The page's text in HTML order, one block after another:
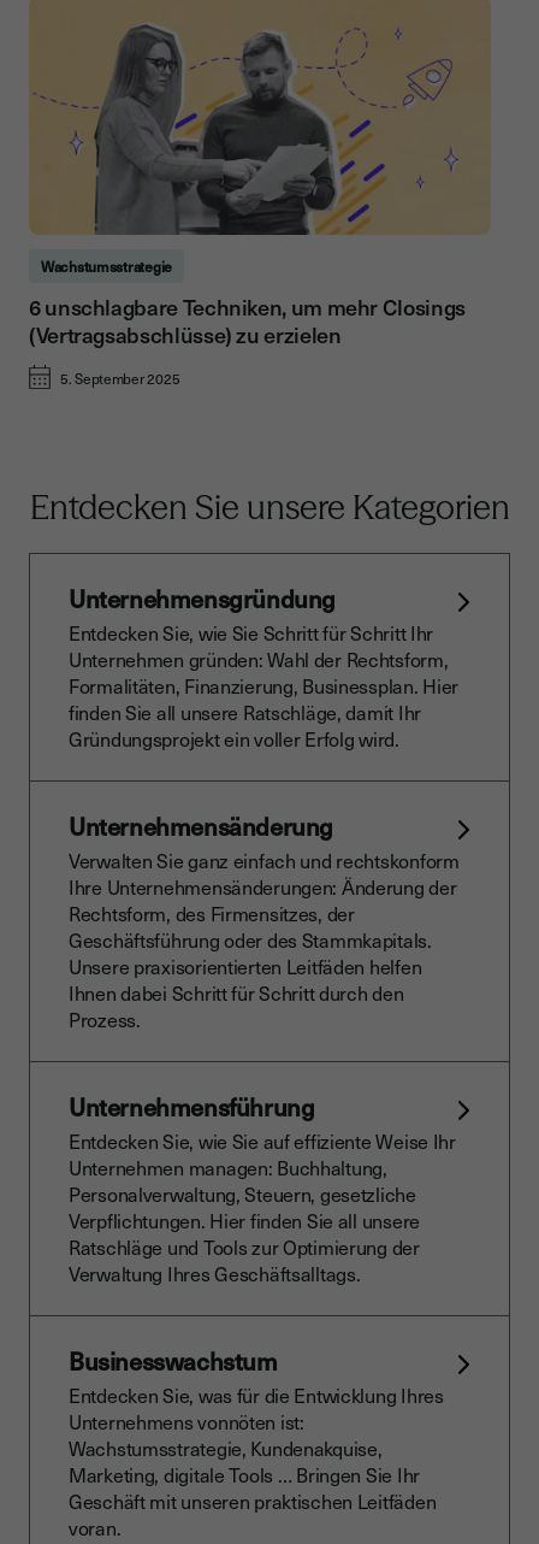
Wachstumsstrategie
6 unschlagbare Techniken, um mehr Closings
(Vertragsabschlüsse) zu erzielen
5. September 2025
Entdecken Sie unsere Kategorien
Unternehmensgründung
Entdecken Sie, wie Sie Schritt für Schritt Ihr
Unternehmen gründen: Wahl der Rechtsform,
Formalitäten, Finanzierung, Businessplan. Hier
finden Sie all unsere Ratschläge, damit Ihr
Gründungsprojekt ein voller Erfolg wird.
Unternehmensänderung
Verwalten Sie ganz einfach und rechtskonform
Ihre Unternehmensänderungen: Änderung der
Rechtsform, des Firmensitzes, der
Geschäftsführung oder des Stammkapitals.
Unsere praxisorientierten Leitfäden helfen
Ihnen dabei Schritt für Schritt durch den
Prozess.
Unternehmensführung
Entdecken Sie, wie Sie auf effiziente Weise Ihr
Unternehmen managen: Buchhaltung,
Personalverwaltung, Steuern, gesetzliche
Verpflichtungen. Hier finden Sie all unsere
Ratschläge und Tools zur Optimierung der
Verwaltung Ihres Geschäftsalltags.
Businesswachstum
Entdecken Sie, was für die Entwicklung Ihres
Unternehmens vonnöten ist:
Wachstumsstrategie, Kundenakquise,
Marketing, digitale Tools … Bringen Sie Ihr
Geschäft mit unseren praktischen Leitfäden
voran.